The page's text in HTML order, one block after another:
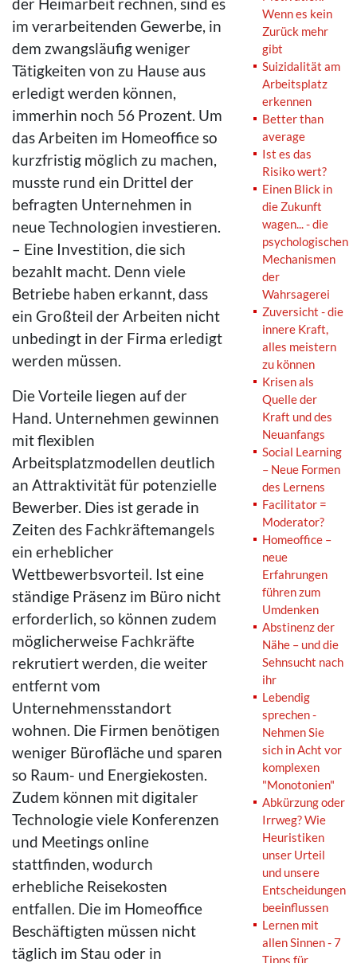
der Heimarbeit rechnen, sind es
im verarbeitenden Gewerbe, in
dem zwangsläufig weniger
Tätigkeiten von zu Hause aus
erledigt werden können,
immerhin noch 56 Prozent. Um
das Arbeiten im Homeoffice so
kurzfristig möglich zu machen,
musste rund ein Drittel der
befragten Unternehmen in
neue Technologien investieren.
– Eine Investition, die sich
bezahlt macht. Denn viele
Betriebe haben erkannt, dass
ein Großteil der Arbeiten nicht
unbedingt in der Firma erledigt
werden müssen.
Die Vorteile liegen auf der
Hand. Unternehmen gewinnen
mit flexiblen
Arbeitsplatzmodellen deutlich
an Attraktivität für potenzielle
Bewerber. Dies ist gerade in
Zeiten des Fachkräftemangels
ein erheblicher
Wettbewerbsvorteil. Ist eine
ständige Präsenz im Büro nicht
erforderlich, so können zudem
möglicherweise Fachkräfte
rekrutiert werden, die weiter
entfernt vom
Unternehmensstandort
wohnen. Die Firmen benötigen
weniger Bürofläche und sparen
so Raum- und Energiekosten.
Zudem können mit digitaler
Technologie viele Konferenzen
und Meetings online
stattfinden, wodurch
erhebliche Reisekosten
entfallen. Die im Homeoffice
Beschäftigten müssen nicht
täglich im Stau oder in
Wenn es kein
Zurück mehr
gibt
Suizidalität am
Arbeitsplatz
erkennen
Better than
average
Ist es das
Risiko wert?
Einen Blick in
die Zukunft
wagen... - die
psychologischen
Mechanismen
der
Wahrsagerei
Zuversicht - die
innere Kraft,
alles meistern
zu können
Krisen als
Quelle der
Kraft und des
Neuanfangs
Social Learning
– Neue Formen
des Lernens
Facilitator =
Moderator?
Homeoffice –
neue
Erfahrungen
führen zum
Umdenken
Abstinenz der
Nähe – und die
Sehnsucht nach
ihr
Lebendig
sprechen -
Nehmen Sie
sich in Acht vor
komplexen
"Monotonien"
Abkürzung oder
Irrweg? Wie
Heuristiken
unser Urteil
und unsere
Entscheidungen
beeinflussen
Lernen mit
allen Sinnen - 7
Tipps für